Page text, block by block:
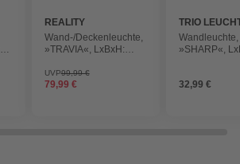
REALITY
Wand-/Deckenleuchte,
»TRAVIA«, LxBxH:
matt/natur/rauchfarben
UVP99,99 €
79,99 €
TRIO
Wandleuchte,
»SHARP«,
32,99 €